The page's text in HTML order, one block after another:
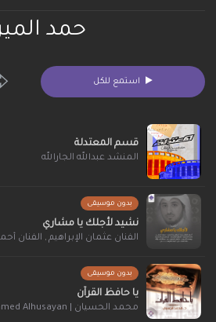
حمد
استمع للكل
قسم المعتدلة
المنشد عبدالله الجارالله
بدون موسيقى
نشيد لأجلك يا مشاري
الفنان عثمان الإبراهيم , الفنان
بدون موسيقى
يا حافظ القرآن
محمد الحسيان | Mohammed Alhusayan